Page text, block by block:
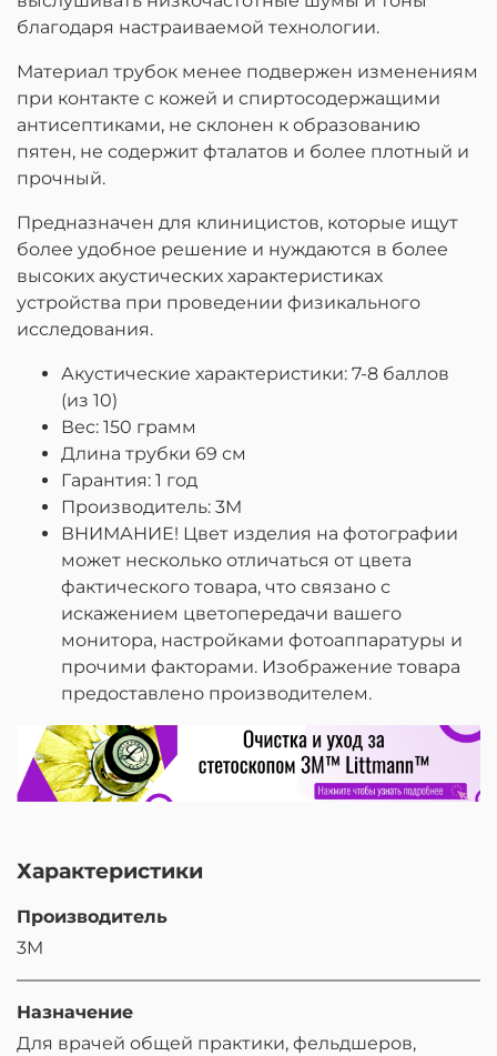
благодаря настраиваемой технологии.
Материал трубок менее подвержен изменениям
при контакте с кожей и спиртосодержащими
антисептиками, не склонен к образованию
пятен, не содержит фталатов и более плотный и
прочный.
Предназначен для клиницистов, которые ищут
более удобное решение и нуждаются в более
высоких акустических характеристиках
устройства при проведении физикального
исследования.
Акустические характеристики: 7-8 баллов
(из 10)
Вес: 150 грамм
Длина трубки 69 см
Гарантия: 1 год
Производитель: 3M
ВНИМАНИЕ! Цвет изделия на фотографии
может несколько отличаться от цвета
фактического товара, что связано с
искажением цветопередачи вашего
монитора, настройками фотоаппаратуры и
прочими факторами. Изображение товара
предоставлено производителем.
Характеристики
Производитель
3M
Назначение
Для врачей общей практики, фельдшеров,